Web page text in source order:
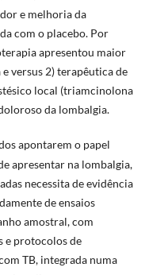
e melhoria da
com o placebo. Por
apresentou maior
versus 2) terapêutica de
local (triamcinolona
da lombalgia.
apontarem o papel
apresentar na lombalgia,
necessita de evidência
de ensaios
amostral, com
e protocolos de
TB, integrada numa